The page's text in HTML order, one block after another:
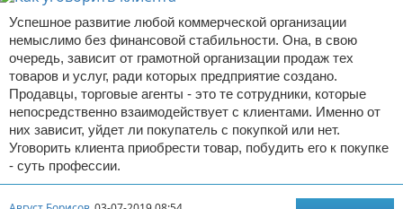
Успешное развитие любой коммерческой организации
немыслимо без финансовой стабильности. Она, в свою
очередь, зависит от грамотной организации продаж тех
товаров и услуг, ради которых предприятие создано.
Продавцы, торговые агенты - это те сотрудники, которые
непосредственно взаимодействует с клиентами. Именно от
них зависит, уйдет ли покупатель с покупкой или нет.
Уговорить клиента приобрести товар, побудить его к покупке
- суть профессии.